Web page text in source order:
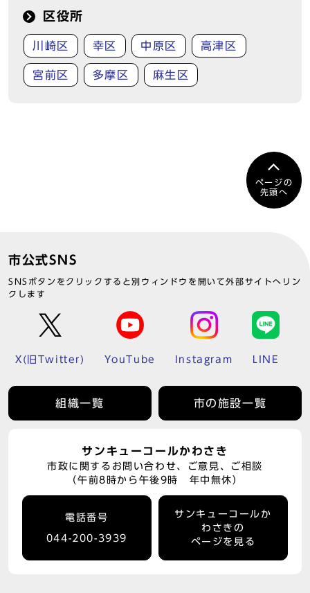
区役所
川崎区 幸区 中原区 高津区
宮前区 多摩区 麻生区
ページの
先頭へ
市公式SNS
SNSボタンをクリックすると別ウィンドウを開いて外部サイトへリン
クします
X(旧Twitter) YouTube Instagram LINE
組織一覧 市の施設一覧
サンキューコールかわさき
市政に関するお問い合わせ、ご意見、ご相談
（午前8時から午後9時 年中無休）
電話番号
044-200-3939
サンキューコールか
わさきの
ページを見る